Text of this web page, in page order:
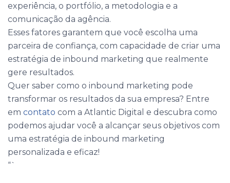
experiência, o portfólio, a metodologia e a
comunicação da agência.
Esses fatores garantem que você escolha uma
parceira de confiança, com capacidade de criar uma
estratégia de inbound marketing que realmente
gere resultados.
Quer saber como o inbound marketing pode
transformar os resultados da sua empresa? Entre
em contato com a Atlantic Digital e descubra como
podemos ajudar você a alcançar seus objetivos com
uma estratégia de inbound marketing
personalizada e eficaz!
“`